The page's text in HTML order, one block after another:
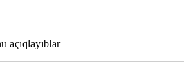
açıqlayıblar